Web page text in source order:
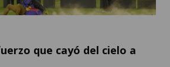
que cayó del cielo a